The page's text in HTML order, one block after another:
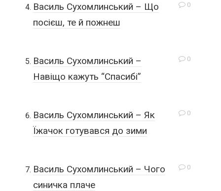
0
Василь Сухомлинський – Що
посієш, те й пожнеш
0
Василь Сухомлинський –
Навіщо кажуть “Спасибі”
0
Василь Сухомлинський – Як
Їжачок готувався до зими
0
Василь Сухомлинський – Чого
синичка плаче